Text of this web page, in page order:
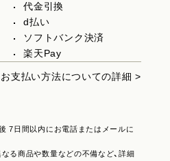
代金引換
d払い
ソフトバンク決済
楽天Pay
お支払い方法についての詳細 >
7日間以内にお電話またはメールに
なる商品や数量などの不備など、詳細